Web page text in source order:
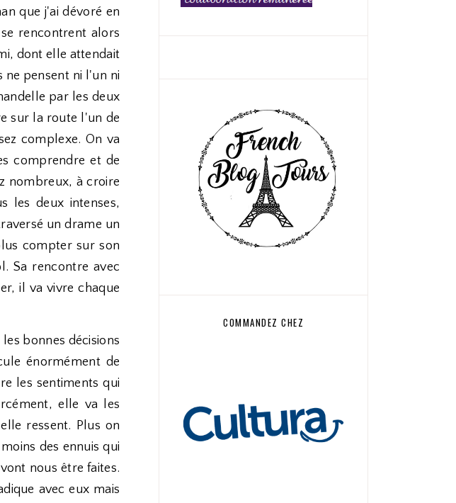
que j'ai dévoré en
rencontrent alors
dont elle attendait
ne pensent ni l'un ni
par les deux
sur la route l'un de
complexe. On va
comprendre et de
nombreux, à croire
les deux intenses,
un drame un
compter sur son
Sa rencontre avec
il va vivre chaque
bonnes décisions
énormément de
les sentiments qui
elle va les
ressent. Plus on
des ennuis qui
nous être faites.
avec eux mais
COMMANDEZ CHEZ